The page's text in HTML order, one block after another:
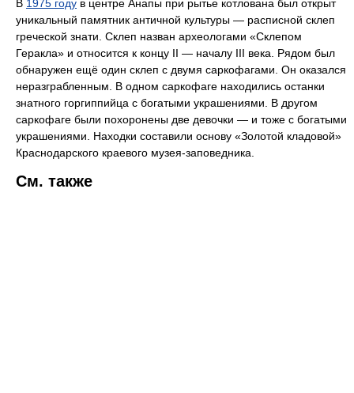
В 1975 году в центре Анапы при рытье котлована был открыт
уникальный памятник античной культуры — расписной склеп
греческой знати. Склеп назван археологами «Склепом
Геракла» и относится к концу II — началу III века. Рядом был
обнаружен ещё один склеп с двумя саркофагами. Он оказался
неразграбленным. В одном саркофаге находились останки
знатного горгиппийца с богатыми украшениями. В другом
саркофаге были похоронены две девочки — и тоже с богатыми
украшениями. Находки составили основу «Золотой кладовой»
Краснодарского краевого музея-заповедника.
См. также